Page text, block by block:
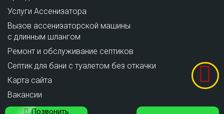
Услуги Ассенизатора
Вызов ассенизаторской машины
с длинным шлангом
Ремонт и обслуживание cептиков
Септик для бани с туалетом без откачки
Карта сайта
Вакансии
Позвонить